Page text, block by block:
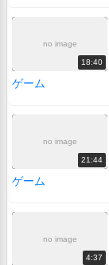
no image
18:40
ゲーム
no image
21:44
ゲーム
no image
4:37